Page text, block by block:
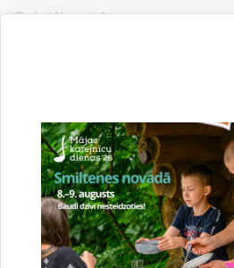
Saistītas tēmas
Drukāt lapu
Dalīties